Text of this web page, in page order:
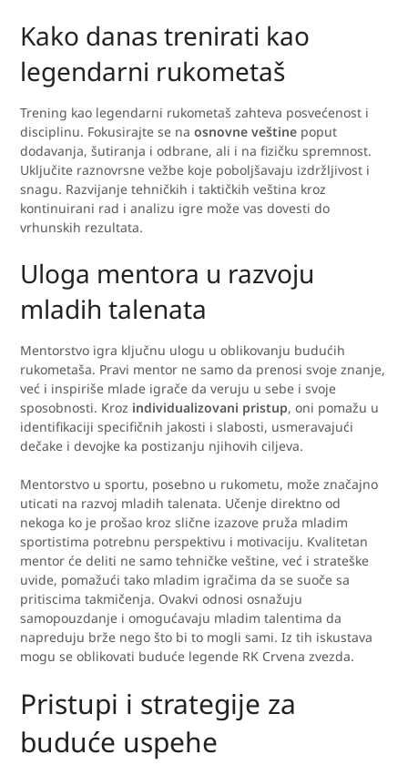
Kako danas trenirati kao
legendarni rukometaš
Trening kao legendarni rukometaš zahteva posvećenost i
disciplinu. Fokusirajte se naosnovne veštine poput
dodavanja, šutiranja i odbrane, ali i na fizičku spremnost.
Uključite raznovrsne vežbe koje poboljšavaju izdržljivost i
snagu. Razvijanje tehničkih i taktičkih veština kroz
kontinuirani rad i analizu igre može vas dovesti do
vrhunskih rezultata.
Uloga mentora u razvoju
mladih talenata
Mentorstvo igra ključnu ulogu u oblikovanju budućih
rukometaša. Pravi mentor ne samo da prenosi svoje znanje,
već i inspiriše mlade igrače da veruju u sebe i svoje
sposobnosti. Kroz individualizovani pristup, oni pomažu u
identifikaciji specifičnih jakosti i slabosti, usmeravajući
dečake i devojke ka postizanju njihovih ciljeva.
Mentorstvo u sportu, posebno u rukometu, može značajno
uticati na razvoj mladih talenata. Učenje direktno od
nekoga ko je prošao kroz slične izazove pruža mladim
sportistima potrebnu perspektivu i motivaciju. Kvalitetan
mentor će deliti ne samo tehničke veštine, već i strateške
uvide, pomažući tako mladim igračima da se suoče sa
pritiscima takmičenja. Ovakvi odnosi osnažuju
samopouzdanje i omogućavaju mladim talentima da
napreduju brže nego što bi to mogli sami. Iz tih iskustava
mogu se oblikovati buduće legende RK Crvena zvezda.
Pristupi i strategije za
buduće uspehe